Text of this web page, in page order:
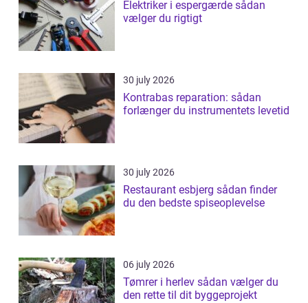
Elektriker i espergærde sådan
vælger du rigtigt
30 july 2026
Kontrabas reparation: sådan
forlænger du instrumentets levetid
30 july 2026
Restaurant esbjerg sådan finder
du den bedste spiseoplevelse
06 july 2026
Tømrer i herlev sådan vælger du
den rette til dit byggeprojekt